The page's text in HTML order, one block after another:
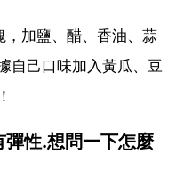
加鹽、醋、香油、蒜
自己口味加入黃瓜、豆
性.想問一下怎麼